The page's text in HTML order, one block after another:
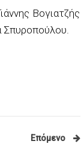
Βογιατζής
Σπυροπούλου.
Επόμενο